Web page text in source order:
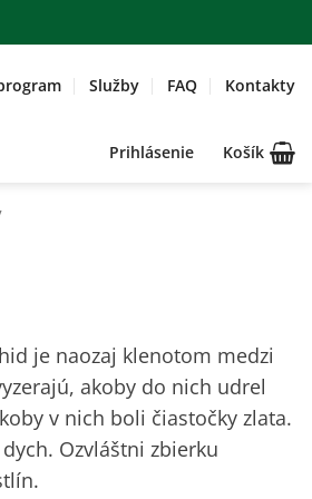
Služby FAQ Kontakty
Prihlásenie Košík
je naozaj klenotom medzi
akoby do nich udrel
v nich boli čiastočky zlata.
Ozvláštni zbierku